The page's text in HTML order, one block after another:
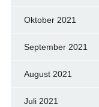
Oktober 2021
September 2021
August 2021
Juli 2021